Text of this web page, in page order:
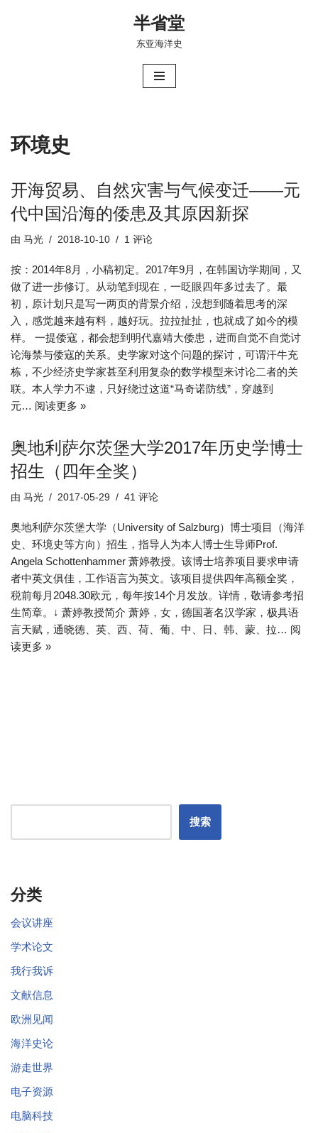
半省堂
东亚海洋史
环境史
开海贸易、自然灾害与气候变迁——元
代中国沿海的倭患及其原因新探
由 马光 2018-10-10 1 评论
按：2014年8月，小稿初定。2017年9月，在韩国访学期间，又
做了进一步修订。从动笔到现在，一眨眼四年多过去了。最
初，原计划只是写一两页的背景介绍，没想到随着思考的深
入，感觉越来越有料，越好玩。拉拉扯扯，也就成了如今的模
样。 一提倭寇，都会想到明代嘉靖大倭患，进而自觉不自觉讨
论海禁与倭寇的关系。史学家对这个问题的探讨，可谓汗牛充
栋，不少经济史学家甚至利用复杂的数学模型来讨论二者的关
联。本人学力不逮，只好绕过这道“马奇诺防线”，穿越到
元… 阅读更多 »
奥地利萨尔茨堡大学2017年历史学博士
招生（四年全奖）
由 马光 2017-05-29 41 评论
奥地利萨尔茨堡大学（University of Salzburg）博士项目（海洋
史、环境史等方向）招生，指导人为本人博士生导师Prof.
Angela Schottenhammer 萧婷教授。该博士培养项目要求申请
者中英文俱佳，工作语言为英文。该项目提供四年高额全奖，
税前每月2048.30欧元，每年按14个月发放。详情，敬请参考招
生简章。↓ 萧婷教授简介 萧婷，女，德国著名汉学家，极具语
言天赋，通晓德、英、西、荷、葡、中、日、韩、蒙、拉… 阅
读更多 »
搜索
分类
会议讲座
学术论文
我行我诉
文献信息
欧洲见闻
海洋史论
游走世界
电子资源
电脑科技